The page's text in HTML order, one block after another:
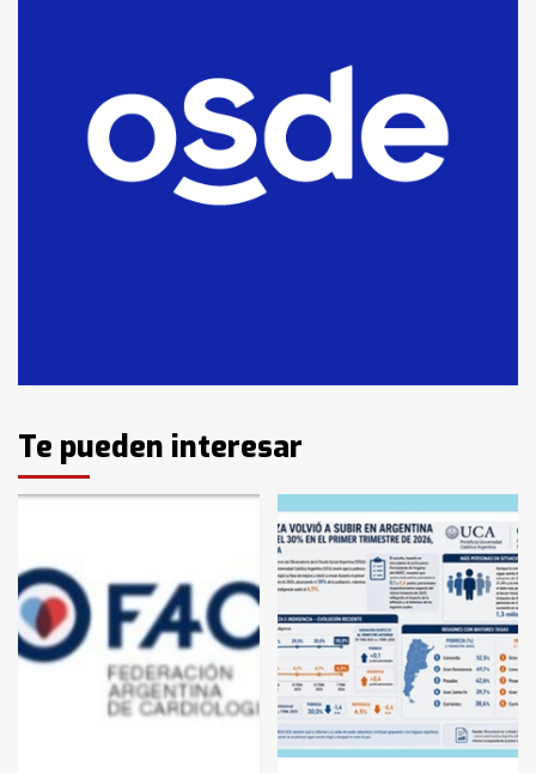
fueron detenidos por
comercialización de drogas en la
tarde del sábado
T.Lauquen: se vendió el edificio de
lo que fue la planta Industrial del
3
Identidad de los adolescentes
pampeanos que fueron
en la mañana del lunes
4
Accidente en Ruta 5: falleció un
joven de Trenque Lauquen
Los precios de los combustibles en
La Pampa, desde YPF hasta Axion
entre 857 a 1338 pesos
Te pueden interesar